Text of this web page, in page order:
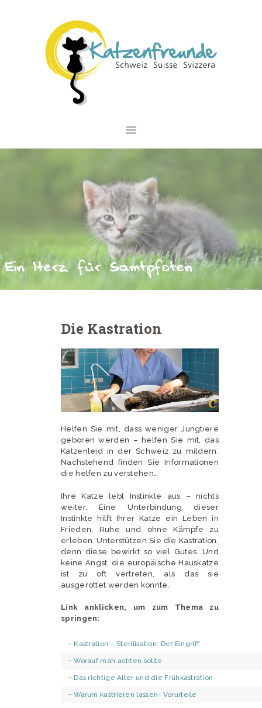
NEWS
VERMITTLUNG
INTERESSANTES
SHOP
Ein Herz für Samtpfoten
Die Kastration
Helfen Sie mit, dass weniger Jungtiere
geboren werden – helfen Sie mit, das
Katzenleid in der Schweiz zu mildern.
Nachstehend finden Sie Informationen
die helfen zu verstehen…
Ihre Katze lebt Instinkte aus – nichts
weiter. Eine Unterbindung dieser
Instinkte hilft Ihrer Katze ein Leben in
Frieden, Ruhe und ohne Kämpfe zu
erleben. Unterstützen Sie die Kastration,
denn diese bewirkt so viel Gutes. Und
keine Angst, die europäische Hauskatze
ist zu oft vertreten, als das sie
ausgerottet werden könnte.
Link anklicken, um zum Thema zu
springen:
– Kastration – Sterilisation: Der Eingriff
–Worauf man achten sollte
– Das richtige Alter und die Frühkastration
–Warum kastrieren lassen- Vorurteile